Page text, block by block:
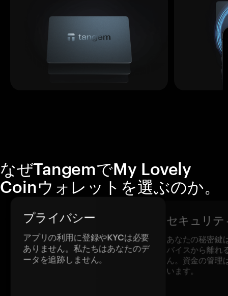
なぜTangemでMy Lovely
Coinウォレットを選ぶのか。
プライバシー
アプリの利用に登録やKYCは必要
ありません。私たちはあなたのデ
ータを追跡しません。
セキュリテ
あなたの秘密鍵
バイスから離れ
ん。資金の管理
います。